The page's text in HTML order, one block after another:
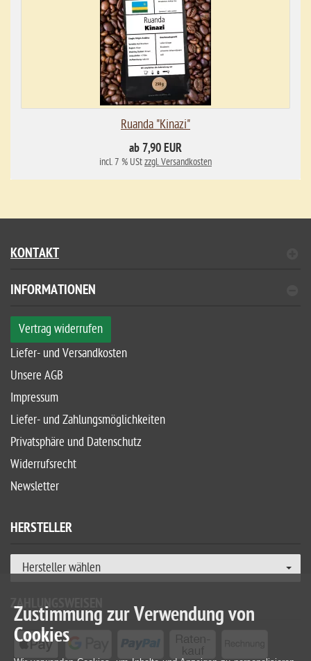
Ruanda "Kinazi"
ab 7,90 EUR
incl. 7 % UStzzgl. Versandkosten
KONTAKT
INFORMATIONEN
Vertrag widerrufen
Liefer- und Versandkosten
Unsere AGB
Impressum
Liefer- und Zahlungsmöglichkeiten
Privatsphäre und Datenschutz
Widerrufsrecht
Newsletter
HERSTELLER
Hersteller wählen
ZAHLUNGSWEISEN
Zustimmung zur Verwendung von
Cookies